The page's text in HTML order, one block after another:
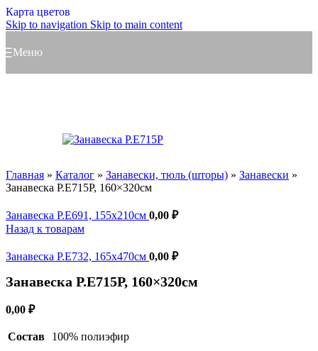
Карта цветов
Skip to navigation Skip to main content
Меню
Главная » Каталог » Занавески, тюль (шторы) » Занавески »
Занавеска Р.Е715Р, 160×320см
Занавеска Р.Е691, 155x210см 0,00 ₽
Назад к товарам
Занавеска Р.Е732, 165x470см 0,00 ₽
Занавеска Р.Е715Р, 160×320см
0,00 ₽
Состав 100% полиэфир